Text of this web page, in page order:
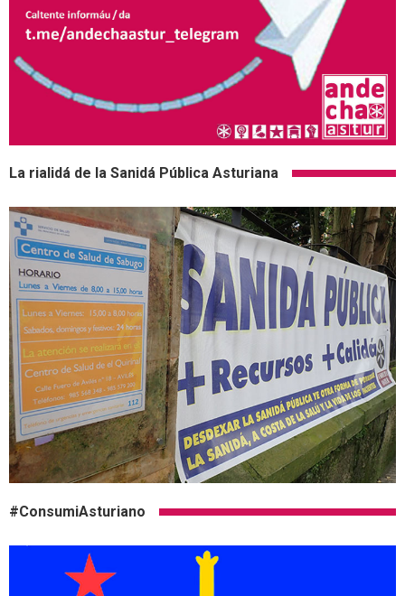
La rialidá de la Sanidá Pública Asturiana
#ConsumiAsturiano